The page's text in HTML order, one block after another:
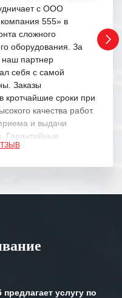
с ООО
555» в
сложного
оборудования. За
партнер
себя с самой
Заказы
кротчайшие сроки при
качества работ.
и выдачи
Гарантийные
выполняются в
отметить высокую
в самых сложных
услугу по